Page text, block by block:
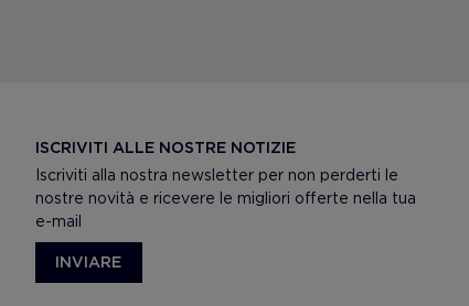
ISCRIVITI ALLE NOSTRE NOTIZIE
Iscriviti alla nostra newsletter per non perderti le
nostre novità e ricevere le migliori offerte nella tua
e-mail
INVIARE